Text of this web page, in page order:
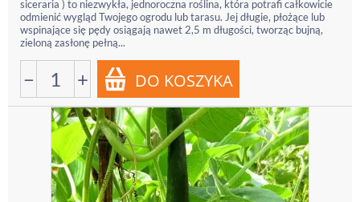
siceraria ) to niezwykła, jednoroczna roślina, która potrafi całkowicie
odmienić wygląd Twojego ogrodu lub tarasu. Jej długie, płożące lub
wspinające się pędy osiągają nawet 2,5 m długości, tworząc bujną,
zieloną zasłonę pełną...
− +